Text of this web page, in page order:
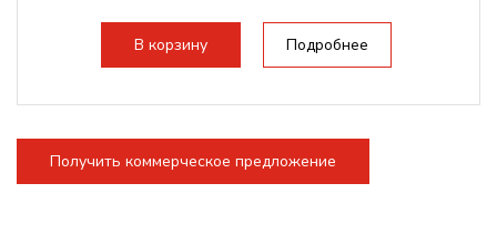
стандартно:Т-слот
Цанговый патрон:ER20
В корзину Подробнее
Получить коммерческое предложение